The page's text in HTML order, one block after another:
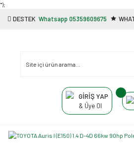
"');
DESTEK Whatsapp 05359609675
GİRİŞ YAP
& Üye Ol